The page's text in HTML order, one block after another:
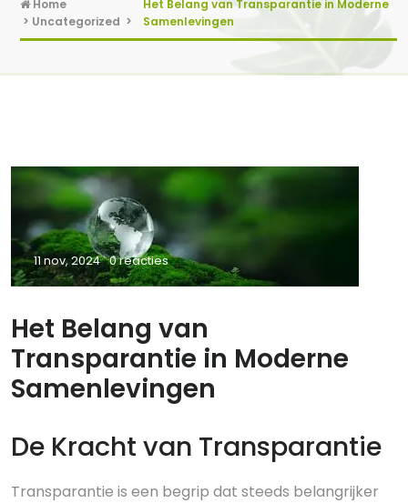
Home
> Uncategorized >
Het Belang van Transparantie in Moderne
Samenlevingen
11 nov, 2024 0 reacties
Het Belang van
Transparantie in Moderne
Samenlevingen
De Kracht van Transparantie
Transparantie is een begrip dat steeds belangrijker